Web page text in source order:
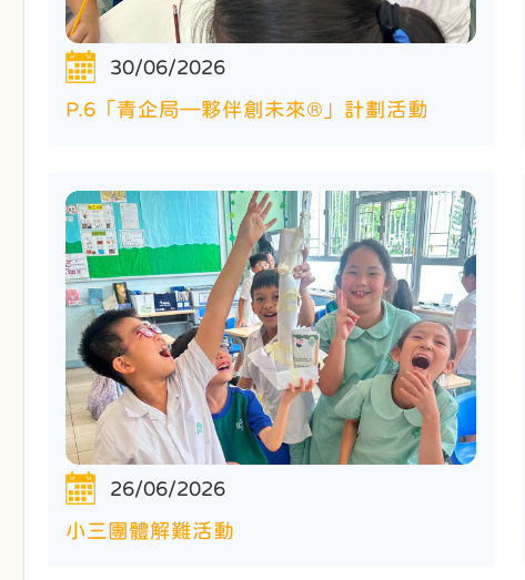
30/06/2026
P.6「青企局—夥伴創未來®」計劃活動
26/06/2026
小三團體解難活動